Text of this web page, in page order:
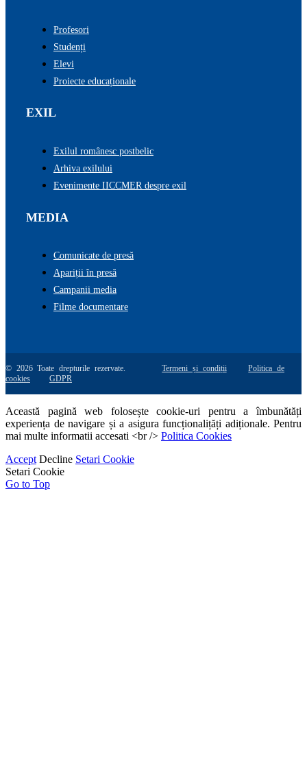
Profesori
Studenți
Elevi
Proiecte educaționale
EXIL
Exilul românesc postbelic
Arhiva exilului
Evenimente IICCMER despre exil
MEDIA
Comunicate de presă
Apariții în presă
Campanii media
Filme documentare
© 2026 Toate drepturile rezervate.Termeni și condiții
Politica de
cookies
GDPR
Această pagină web folosește cookie-uri pentru a îmbunătăți
experiența de navigare și a asigura funcționalițăți adiționale. Pentru
mai multe informatii accesati <br /> Politica Cookies
Accept Decline Setari Cookie
Setari Cookie
Go to Top